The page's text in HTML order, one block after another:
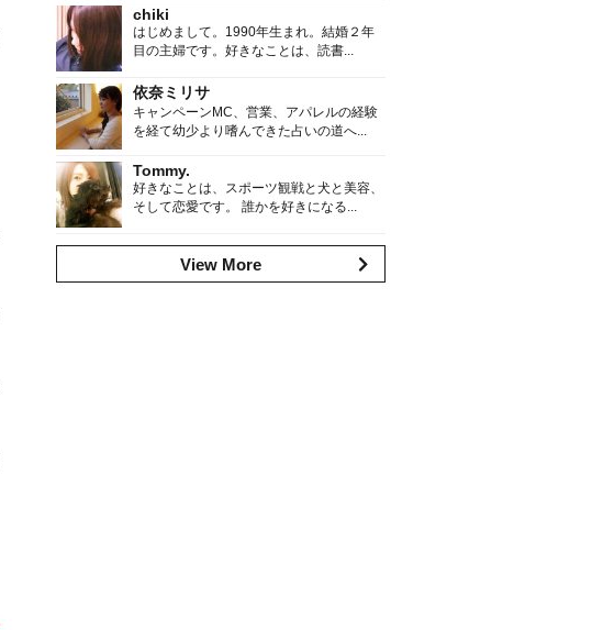
chiki
はじめまして。1990年生まれ。結婚２年
目の主婦です。好きなことは、読書...
依奈ミリサ
キャンペーンMC、営業、アパレルの経験
を経て幼少より嗜んできた占いの道へ...
Tommy.
好きなことは、スポーツ観戦と犬と美容、
そして恋愛です。 誰かを好きになる...
View More